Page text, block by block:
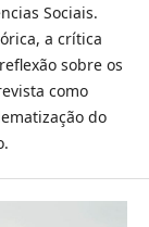
Sociais.
a crítica
sobre os
como
do